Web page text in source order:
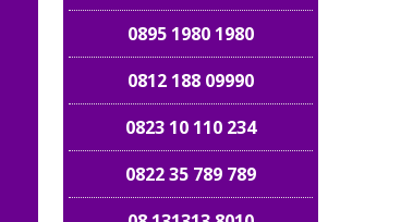
0895 1980 1980
0812 188 09990
0823 10 110 234
0822 35 789 789